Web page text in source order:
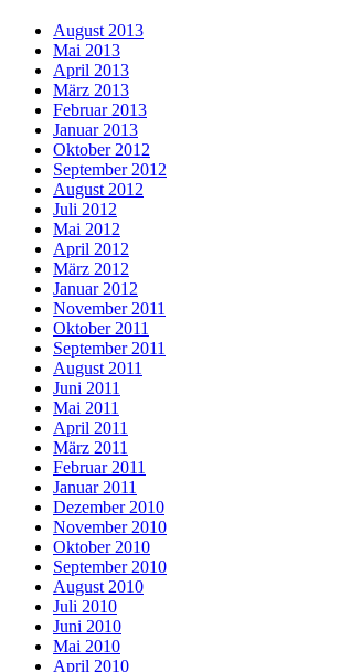
August 2013
Mai 2013
April 2013
März 2013
Februar 2013
Januar 2013
Oktober 2012
September 2012
August 2012
Juli 2012
Mai 2012
April 2012
März 2012
Januar 2012
November 2011
Oktober 2011
September 2011
August 2011
Juni 2011
Mai 2011
April 2011
März 2011
Februar 2011
Januar 2011
Dezember 2010
November 2010
Oktober 2010
September 2010
August 2010
Juli 2010
Juni 2010
Mai 2010
April 2010